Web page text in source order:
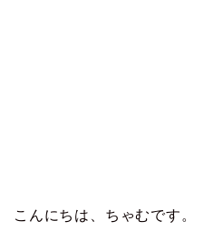
こんにちは、ちゃむです。